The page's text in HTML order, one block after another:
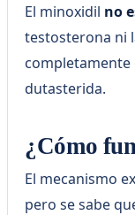
El minoxidil no
testosterona ni
dutasterida.
¿Cómo
El mecanismo
pero se sabe